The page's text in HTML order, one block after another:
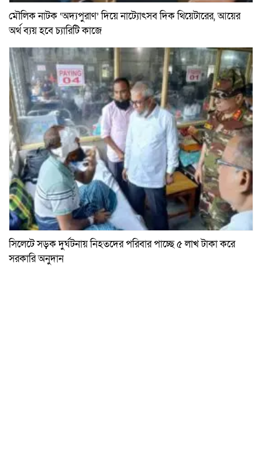
মৌলিক নাটক ‘অদ্যপুরাণ’ দিয়ে নাট্যোৎসব দিক থিয়েটারের, আয়ের
অর্থ ব্যয় হবে চ্যারিটি কাজে
সিলেটে সড়ক দুর্ঘটনায় নিহতদের পরিবার পাচ্ছে ৫ লাখ টাকা করে
সরকারি অনুদান